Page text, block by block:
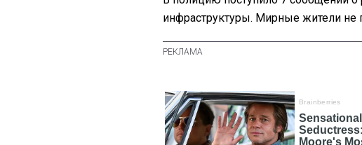
инфраструктуры. Мирные жители не